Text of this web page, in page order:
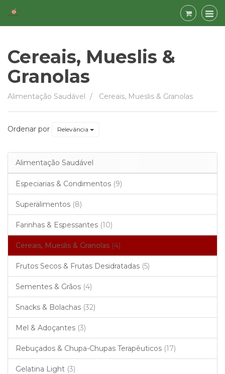
Cereais, Mueslis &
Granolas
Cereais,
Mueslis
&
Granolas
Alimentação Saudável Cereais, Mueslis & Granolas
Ordenar por Relevância
Alimentação Saudável
Especiarias & Condimentos (9)
Superalimentos (8)
Farinhas & Espessantes (10)
Cereais, Mueslis & Granolas (4)
Frutos Secos & Frutas Desidratadas (5)
Sementes & Grãos (4)
Snacks & Bolachas (32)
Mel & Adoçantes (3)
Rebuçados & Chupa-Chupas Terapêuticos (17)
Gelatina Light (3)